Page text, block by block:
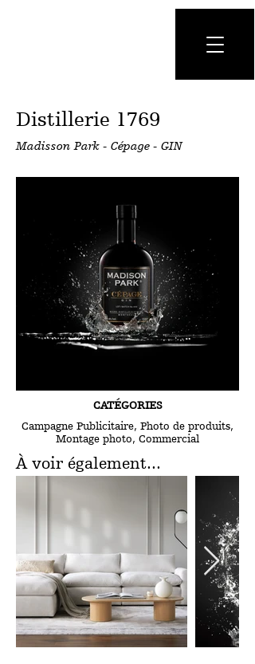
Distillerie 1769
Madisson Park - Cépage - GIN
CATÉGORIES
Campagne Publicitaire, Photo de produits,
Montage photo, Commercial
À voir également...